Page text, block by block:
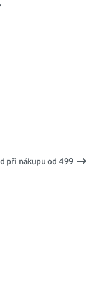
při nákupu od 499